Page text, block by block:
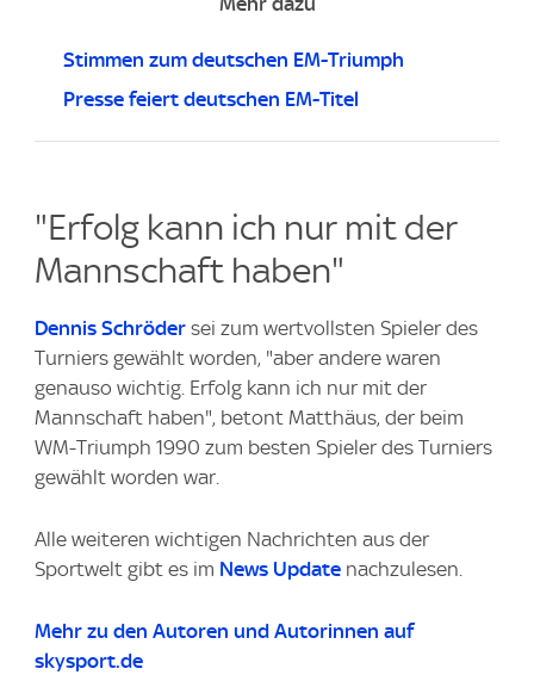
Stimmen zum deutschen EM-Triumph
Presse feiert deutschen EM-Titel
"Erfolg kann ich nur mit der
Mannschaft haben"
Dennis Schröder sei zum wertvollsten Spieler des
Turniers gewählt worden, "aber andere waren
genauso wichtig. Erfolg kann ich nur mit der
Mannschaft haben", betont Matthäus, der beim
WM-Triumph 1990 zum besten Spieler des Turniers
gewählt worden war.
Alle weiteren wichtigen Nachrichten aus der
Sportwelt gibt es im News Update nachzulesen.
Mehr zu den Autoren und Autorinnen auf
skysport.de